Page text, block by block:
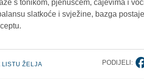
s tonikom, pjenušcem, čajevima i
slatkoće i svježine, bazga
LISTU ŽELJA PODIJELI: